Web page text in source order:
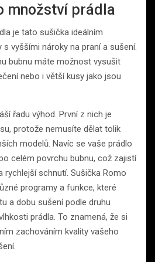
množství prádla
je tato sušička ideálním
vyššími nároky na praní a sušení.
bubnu máte možnost vysušit
nebo i větší kusy jako jsou
řadu výhod. První z nich je
protože nemusíte dělat tolik
modelů. Navíc se vaše prádlo
celém povrchu bubnu, což zajistí
rychlejší schnutí. Sušička Romo
programy a funkce, které
a dobu sušení podle druhu
prádla. To znamená, že si
zachováním kvality vašeho